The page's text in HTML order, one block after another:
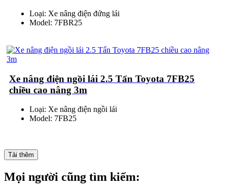
Loại: Xe nâng điện đứng lái
Model: 7FBR25
Xe nâng điện ngồi lái 2.5 Tấn Toyota 7FB25
chiều cao nâng 3m
Loại: Xe nâng điện ngồi lái
Model: 7FB25
Tải thêm
Mọi người cũng tìm kiếm: